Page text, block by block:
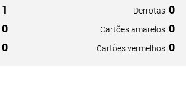
1
0
0
Derrotas: 0
Cartões amarelos: 0
Cartões vermelhos: 0